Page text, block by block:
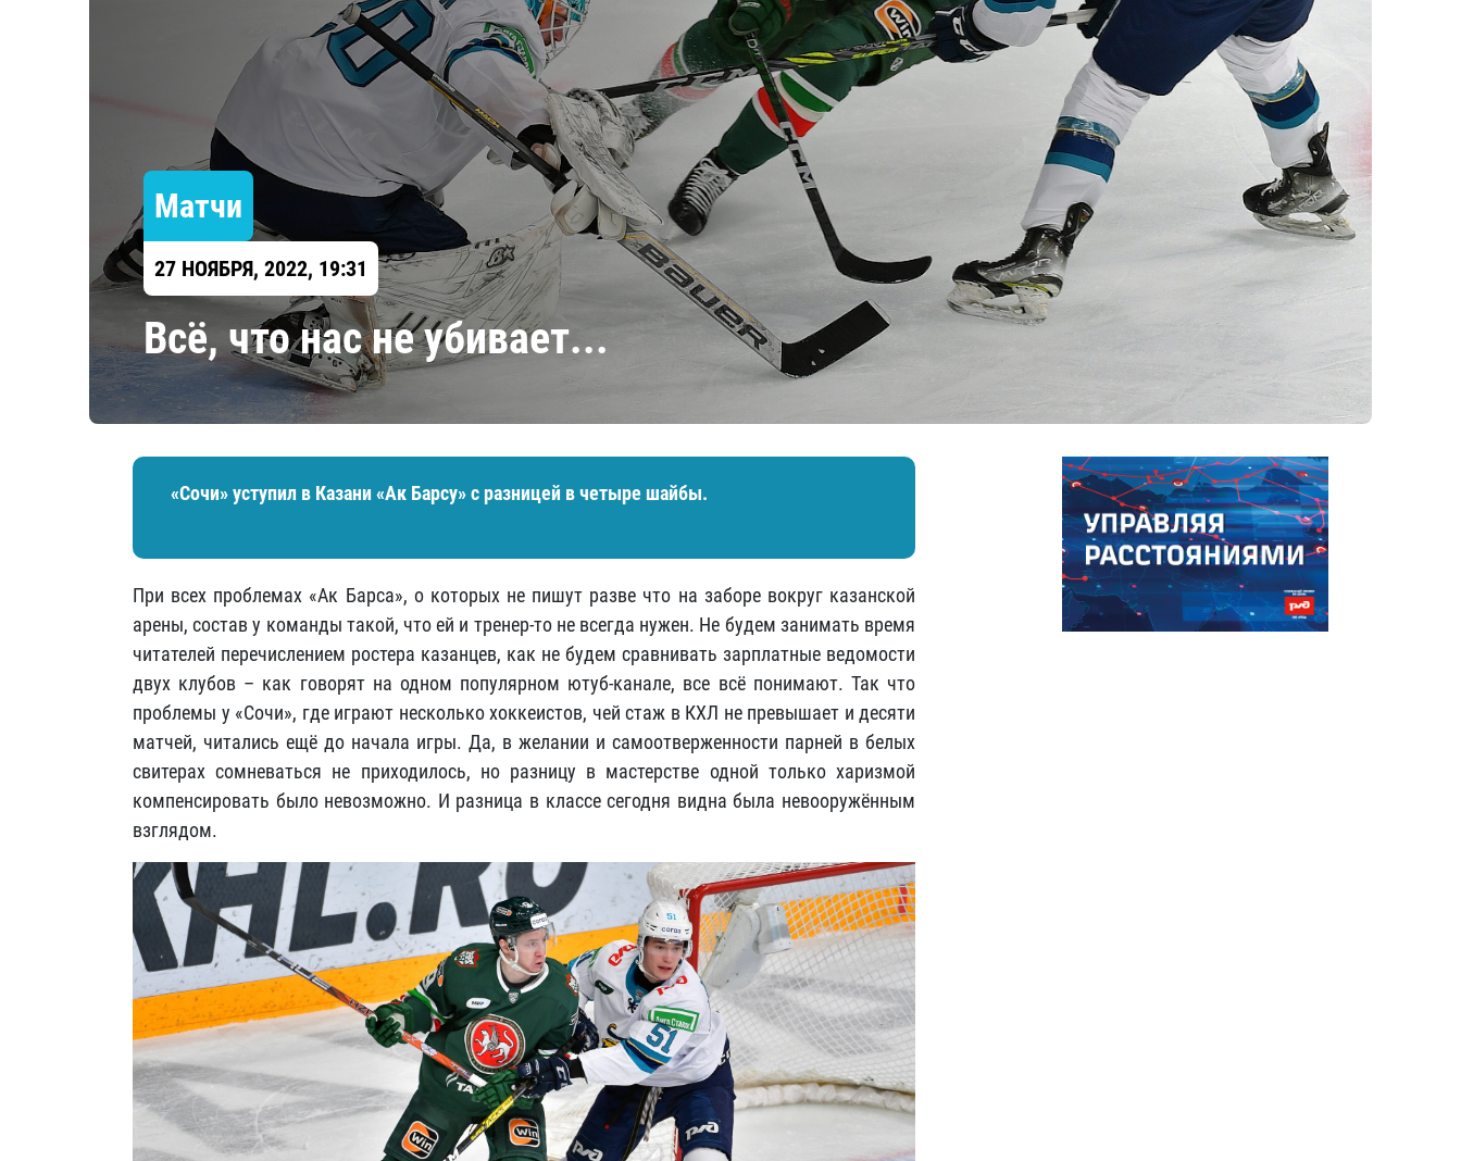
Локомотив
Северсталь
Шанхайские Драконы
Амур
Барыс
Салават Юлаев
Сибирь
Матчи
27 НОЯБРЯ, 2022, 19:31
Всё, что нас не убивает...
«Сочи» уступил в Казани «Ак Барсу» с разницей в четыре шайбы.
При всех проблемах «Ак Барса», о которых не пишут разве что на заборе вокруг казанской
арены, состав у команды такой, что ей и тренер-то не всегда нужен. Не будем занимать время
читателей перечислением ростера казанцев, как не будем сравнивать зарплатные ведомости
двух клубов – как говорят на одном популярном ютуб-канале, все всё понимают. Так что
проблемы у «Сочи», где играют несколько хоккеистов, чей стаж в КХЛ не превышает и десяти
матчей, читались ещё до начала игры. Да, в желании и самоотверженности парней в белых
свитерах сомневаться не приходилось, но разницу в мастерстве одной только харизмой
компенсировать было невозможно. И разница в классе сегодня видна была невооружённым
взглядом.